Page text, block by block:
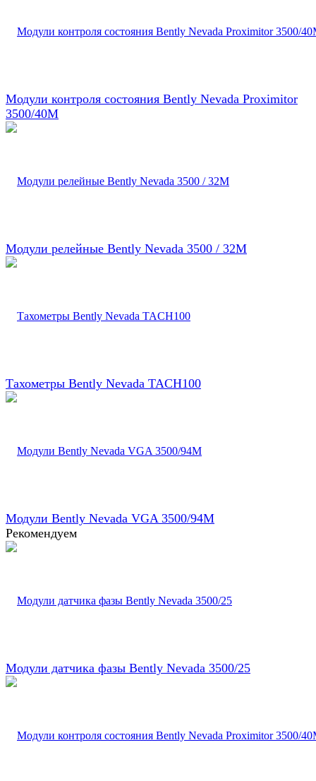
Модули контроля состояния Bently Nevada Proximitor
3500/40M
Модули релейные Bently Nevada 3500 / 32M
Тахометры Bently Nevada TACH100
Модули Bently Nevada VGA 3500/94M
Рекомендуем
Модули датчика фазы Bently Nevada 3500/25